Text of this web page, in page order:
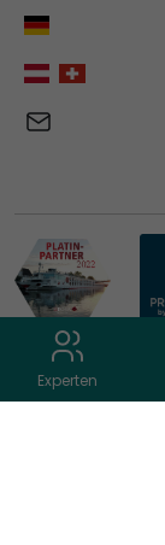
Experten